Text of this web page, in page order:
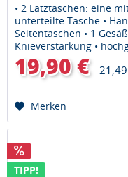
• 2 Latztaschen: eine
unterteilte Tasche •
Seitentaschen • 1
Knieverstärkung •
im Bund Material: 65%
19,90 €
Merken
TIPP!